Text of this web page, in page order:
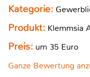
Kategorie:
Produkt: Klemmsia
Preis: um 35 Euro
Ganze Bewertung